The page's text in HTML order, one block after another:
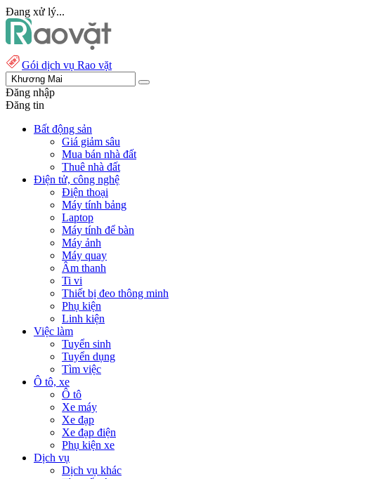
Đang xử lý...
Gói dịch vụ Rao vặt
Đăng nhập
Đăng tin
Bất động sản
Giá giảm sâu
Mua bán nhà đất
Thuê nhà đất
Điện tử, công nghệ
Điện thoại
Máy tính bảng
Laptop
Máy tính để bàn
Máy ảnh
Máy quay
Âm thanh
Ti vi
Thiết bị đeo thông minh
Phụ kiện
Linh kiện
Việc làm
Tuyển sinh
Tuyển dụng
Tìm việc
Ô tô, xe
Ô tô
Xe máy
Xe đạp
Xe đạp điện
Phụ kiện xe
Dịch vụ
Dịch vụ khác